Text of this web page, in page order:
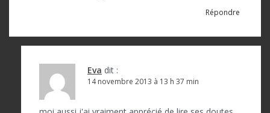
Répondre
Eva dit :
14 novembre 2013 à 13 h 37 min